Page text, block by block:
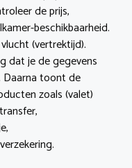
de prijs,
beschikbaarheid.
(vertrektijd).
dat je de gegevens
Daarna toont de
zoals (valet)